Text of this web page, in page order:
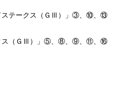
ステークス（ＧⅢ）」③、⑩、⑬
クス（ＧⅢ）」⑤、⑧、⑨、⑪、⑯